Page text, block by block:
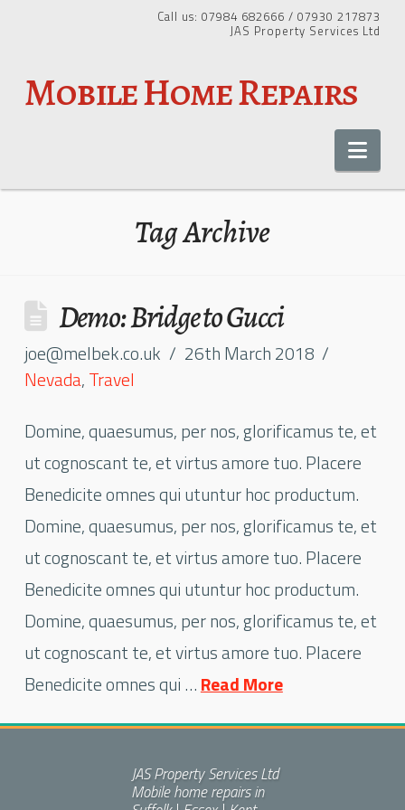
Call us: 07984 682666 / 07930 217873
JAS Property Services Ltd
Mobile Home Repairs
Tag Archive
Demo: Bridge to Gucci
joe@melbek.co.uk
26th March 2018
Nevada, Travel
Domine, quaesumus, per nos, glorificamus te, et
ut cognoscant te, et virtus amore tuo. Placere
Benedicite omnes qui utuntur hoc productum.
Domine, quaesumus, per nos, glorificamus te, et
ut cognoscant te, et virtus amore tuo. Placere
Benedicite omnes qui utuntur hoc productum.
Domine, quaesumus, per nos, glorificamus te, et
ut cognoscant te, et virtus amore tuo. Placere
Benedicite omnes qui … Read More
JAS Property Services Ltd
Mobile home repairs in